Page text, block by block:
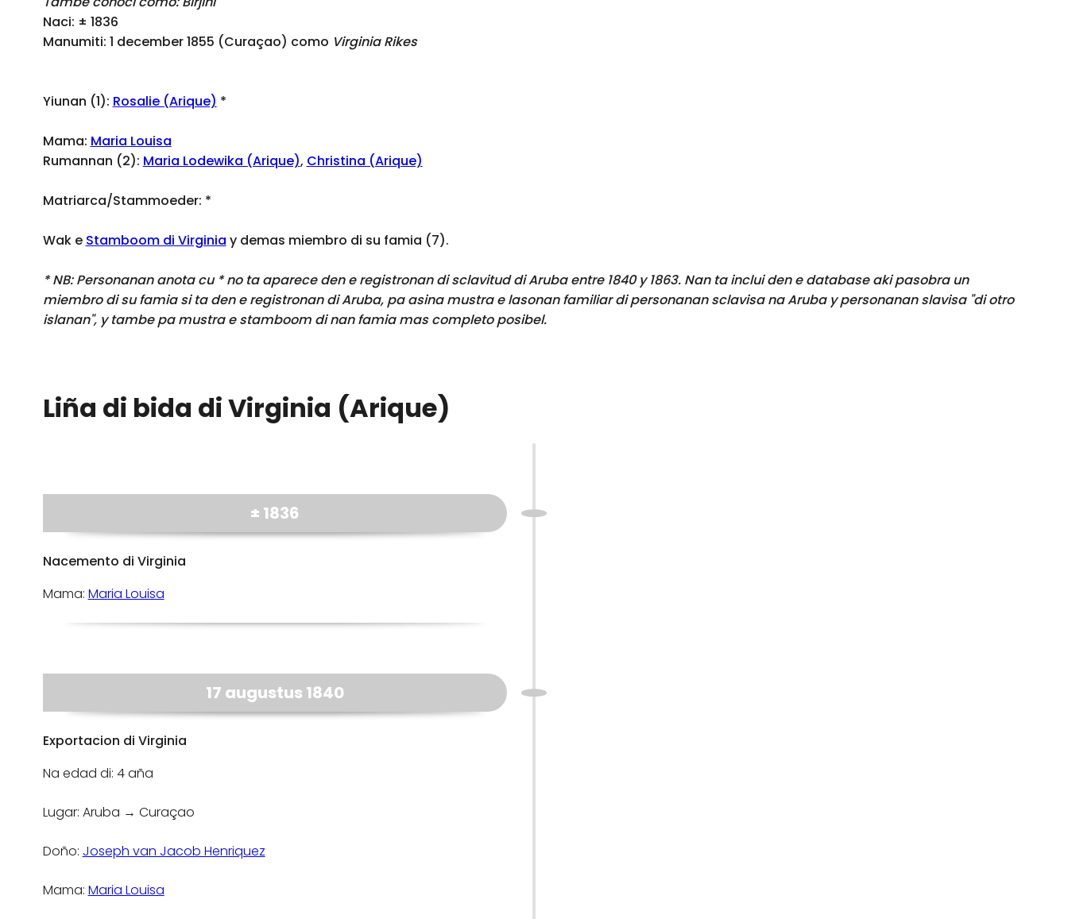
Naci: ± 1836
Manumiti: 1 december 1855 (Curaçao) como Virginia Rikes
Yiunan (1): Rosalie (Arique) *
Mama: Maria Louisa
Rumannan (2): Maria Lodewika (Arique), Christina (Arique)
Matriarca/Stammoeder: *
Wak e Stamboom di Virginia y demas miembro di su famia (7).
* NB: Personanan anota cu * no ta aparece den e registronan di sclavitud di Aruba entre 1840 y 1863. Nan ta inclui den e database aki pasobra un
miembro di su famia si ta den e registronan di Aruba, pa asina mustra e lasonan familiar di personanan sclavisa na Aruba y personanan slavisa "di otro
islanan", y tambe pa mustra e stamboom di nan famia mas completo posibel.
Liña di bida di Virginia (Arique)
± 1836
Nacemento di Virginia
Mama: Maria Louisa
17 augustus 1840
Exportacion di Virginia
Na edad di: 4 aña
Lugar: Aruba → Curaçao
Doño: Joseph van Jacob Henriquez
Mama: Maria Louisa